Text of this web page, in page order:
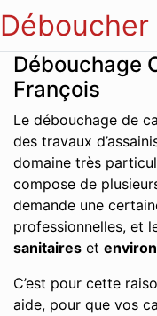
Débouchage
François
Le débouchage de
des travaux
domaine très
compose de
demande une
professionnelles, et
sanitaires et
C’est pour cette
aide, pour que vos